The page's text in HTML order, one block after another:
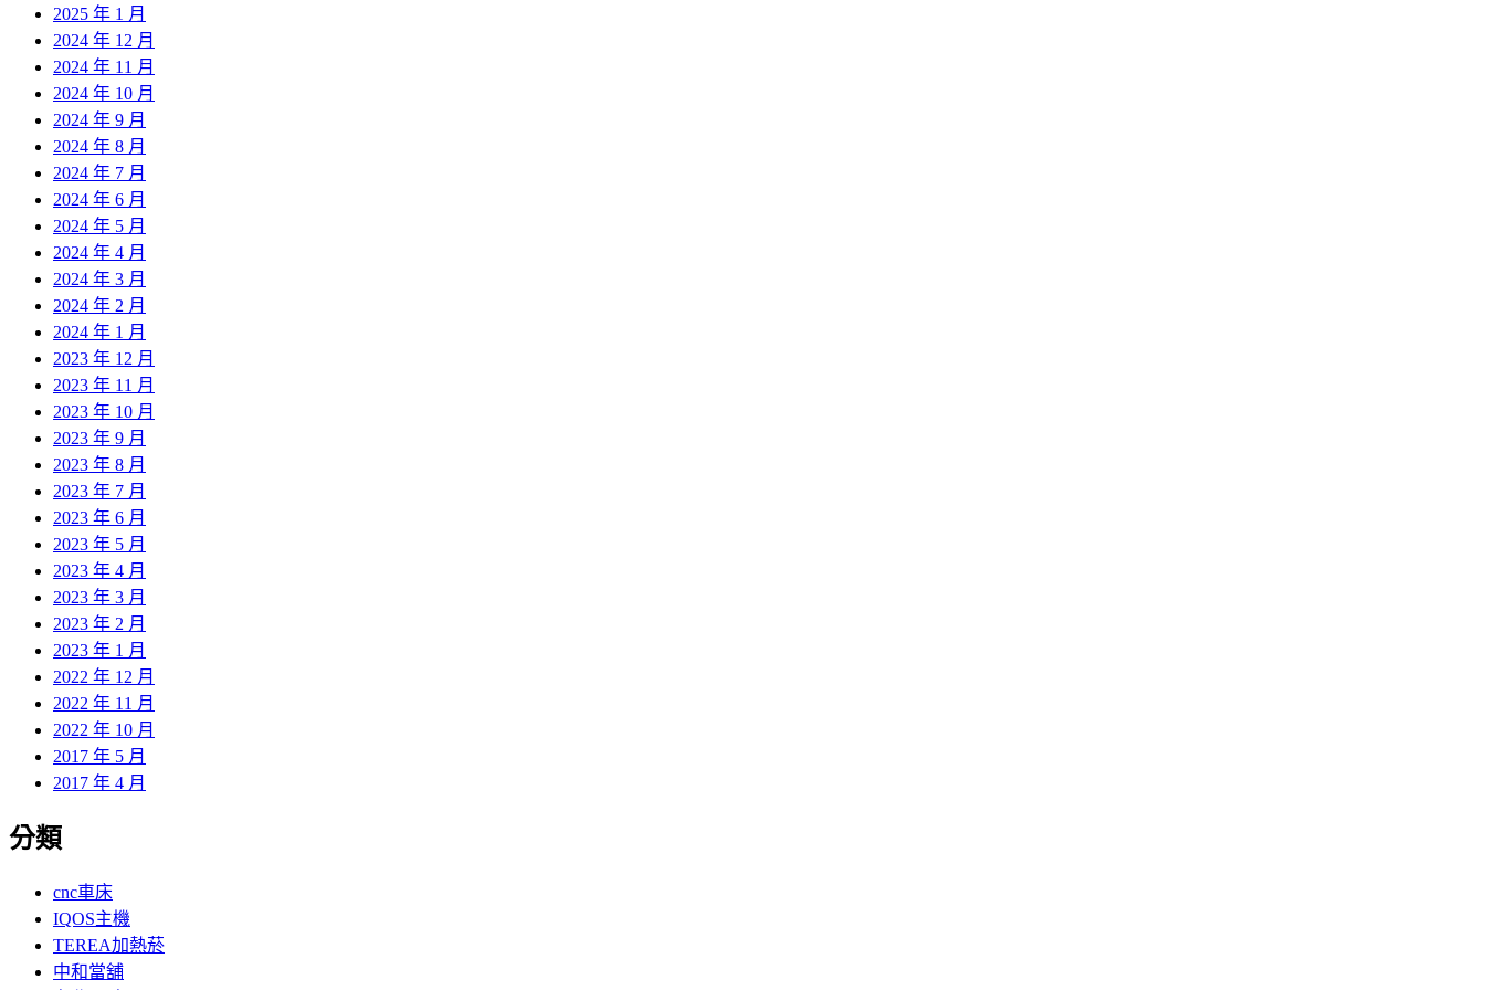
2025 年 1 月
2024 年 12 月
2024 年 11 月
2024 年 10 月
2024 年 9 月
2024 年 8 月
2024 年 7 月
2024 年 6 月
2024 年 5 月
2024 年 4 月
2024 年 3 月
2024 年 2 月
2024 年 1 月
2023 年 12 月
2023 年 11 月
2023 年 10 月
2023 年 9 月
2023 年 8 月
2023 年 7 月
2023 年 6 月
2023 年 5 月
2023 年 4 月
2023 年 3 月
2023 年 2 月
2023 年 1 月
2022 年 12 月
2022 年 11 月
2022 年 10 月
2017 年 5 月
2017 年 4 月
分類
cnc車床
IQOS主機
TEREA加熱菸
中和當舖